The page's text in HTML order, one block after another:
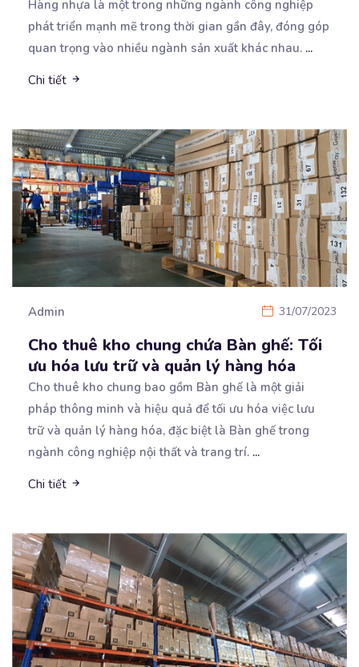
Hàng nhựa là một trong những ngành công nghiệp
phát triển mạnh mẽ trong thời gian gần đây, đóng góp
quan trọng vào nhiều ngành sản xuất khác nhau. ...
Chi tiết
Admin 31/07/2023
Cho thuê kho chung chứa Bàn ghế: Tối
ưu hóa lưu trữ và quản lý hàng hóa
Cho thuê kho chung bao gồm Bàn ghế là một giải
pháp thông minh và hiệu quả để tối ưu hóa việc lưu
trữ và quản lý hàng hóa, đặc biệt là Bàn ghế trong
ngành công nghiệp nội thất và trang trí. ...
Chi tiết